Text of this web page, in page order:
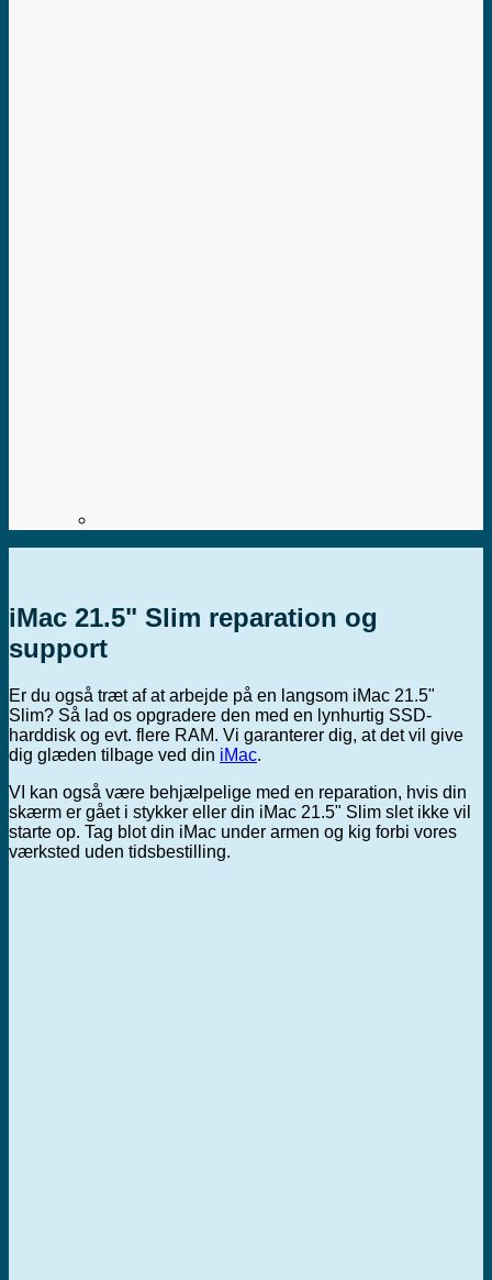
iMac 21.5" Slim reparation og
support
Er du også træt af at arbejde på en langsom iMac 21.5"
Slim? Så lad os opgradere den med en lynhurtig SSD-
harddisk og evt. flere RAM. Vi garanterer dig, at det vil give
dig glæden tilbage ved din iMac.
VI kan også være behjælpelige med en reparation, hvis din
skærm er gået i stykker eller din iMac 21.5" Slim slet ikke vil
starte op. Tag blot din iMac under armen og kig forbi vores
værksted uden tidsbestilling.